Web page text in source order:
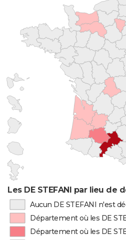
Les DE STEFANI par lieu de
Aucun DE STEFANI n'est
Département où les DE
Département où les DE